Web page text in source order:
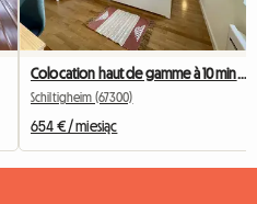
Schiltigheim (67300)
654 € / miesiąc